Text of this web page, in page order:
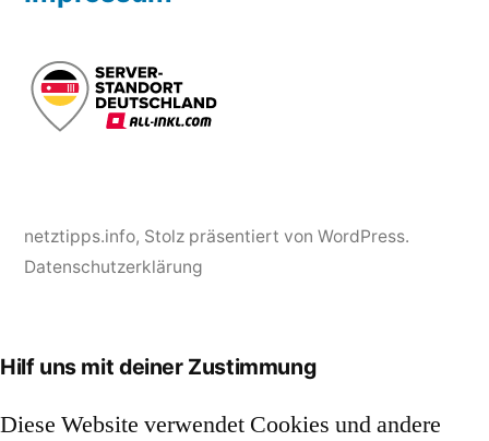
netztipps.info, Stolz präsentiert von WordPress.
Datenschutzerklärung
Hilf uns mit deiner Zustimmung
Diese Website verwendet Cookies und andere